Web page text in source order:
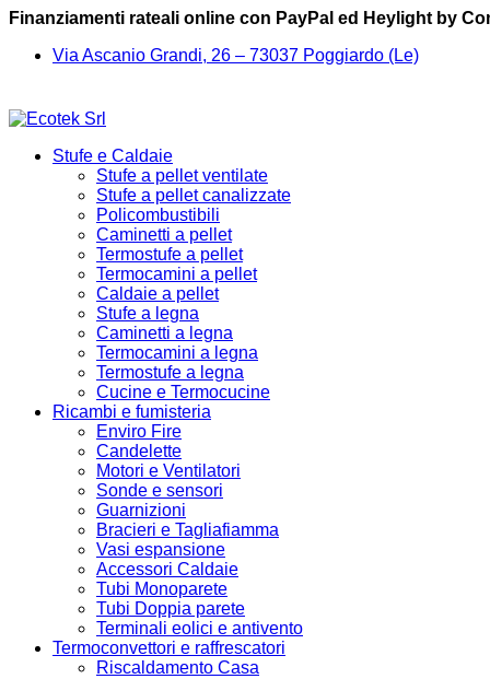
Finanziamenti rateali online con PayPal ed Heylight by
Via Ascanio Grandi, 26 – 73037 Poggiardo (Le)
Stufe e Caldaie
Stufe a pellet ventilate
Stufe a pellet canalizzate
Policombustibili
Caminetti a pellet
Termostufe a pellet
Termocamini a pellet
Caldaie a pellet
Stufe a legna
Caminetti a legna
Termocamini a legna
Termostufe a legna
Cucine e Termocucine
Ricambi e fumisteria
Enviro Fire
Candelette
Motori e Ventilatori
Sonde e sensori
Guarnizioni
Bracieri e Tagliafiamma
Vasi espansione
Accessori Caldaie
Tubi Monoparete
Tubi Doppia parete
Terminali eolici e antivento
Termoconvettori e raffrescatori
Riscaldamento Casa